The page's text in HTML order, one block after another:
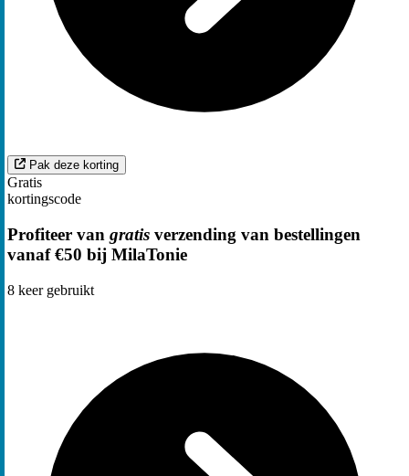
Pak deze korting
Gratis
kortingscode
Profiteer van gratis verzending van bestellingen
vanaf €50 bij MilaTonie
8 keer gebruikt